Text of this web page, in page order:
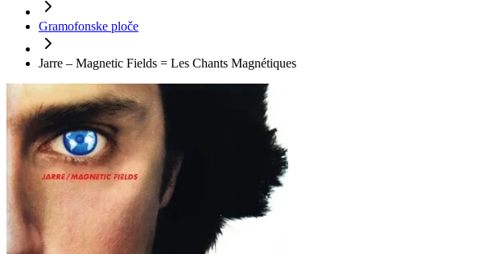
Gramofonske ploče
Jarre – Magnetic Fields = Les Chants Magnétiques